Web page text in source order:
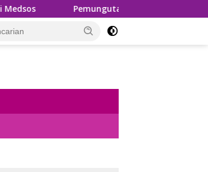
Pemungutan PPh 22 Marketplace Kembali